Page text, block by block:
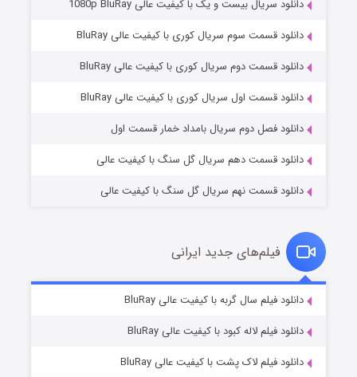
عملیات آپارتمان
قسمت۲ (زیرنویس) منتشر شد
قسمت۲ (زیرنویس) منتشر شد
دانلود سریال بیست و یک با کیفیت عالی 1080p BluRay
دانلود قسمت سوم سریال کوری با کیفیت عالی BluRay
دانلود قسمت دوم سریال کوری با کیفیت عالی BluRay
دانلود قسمت اول سریال کوری با کیفیت عالی BluRay
دانلود فصل دوم سریال بامداد خمار قسمت اول
دانلود قسمت دهم سریال گل سنگ با کیفیت عالی
دانلود قسمت نهم سریال گل سنگ با کیفیت عالی
فیلم‌های جدید ایرانی
دانلود فیلم سال گربه با کیفیت عالی BluRay
دانلود فیلم لاله کبود با کیفیت عالی BluRay
دانلود فیلم لاک پشت با کیفیت عالی BluRay